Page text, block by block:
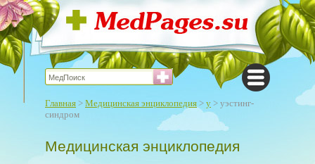
Главная > Медицинская энциклопедия > у > уэстинг-
синдром
Медицинская энциклопедия